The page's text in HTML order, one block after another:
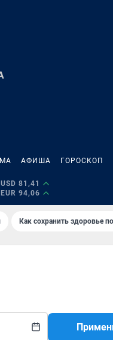
АФИША ГОРОСКОП
USD 81,41
EUR 94,06
Как сохранить здоровье